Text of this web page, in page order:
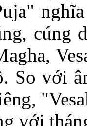
cúng
So với
với